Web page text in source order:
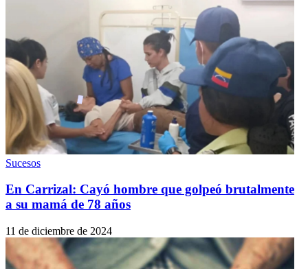
Sucesos
En Carrizal: Cayó hombre que golpeó brutalmente
a su mamá de 78 años
11 de diciembre de 2024